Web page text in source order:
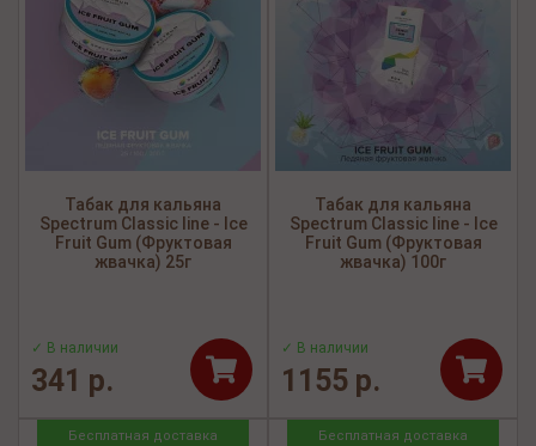
Табак для кальяна
Spectrum Classic line - Ice
Fruit Gum (Фруктовая
жвачка) 25г
✓ В наличии
341 р.
Табак для кальяна
Spectrum Classic line - Ice
Fruit Gum (Фруктовая
жвачка) 100г
✓ В наличии
1155 р.
Бесплатная доставка Бесплатная доставка